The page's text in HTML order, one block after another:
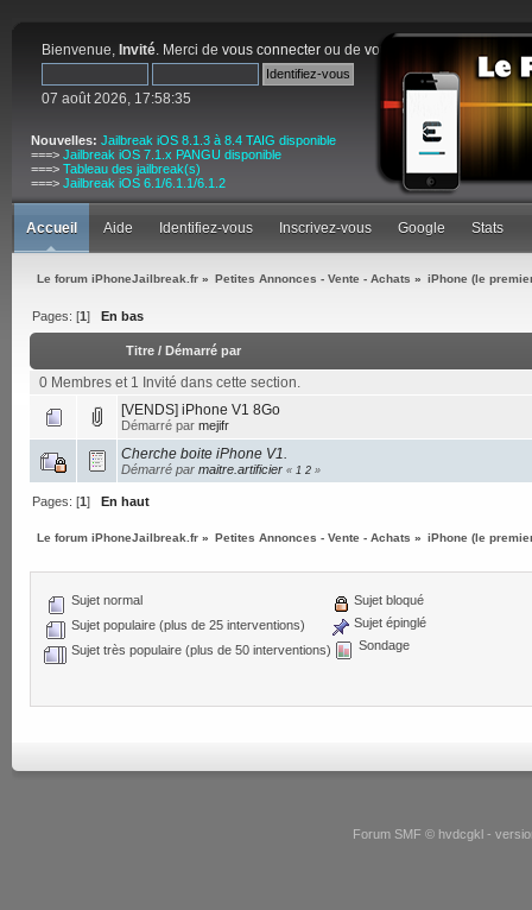
Bienvenue, Invité. Merci de vous connecter ou de vous inscrire
07 août 2026, 17:58:35
Nouvelles: Jailbreak iOS 8.1.3 à 8.4 TAIG disponible
===> Jailbreak iOS 7.1.x PANGU disponible
===> Tableau des jailbreak(s)
===> Jailbreak iOS 6.1/6.1.1/6.1.2
Accueil Aide Identifiez-vous Inscrivez-vous Google Stats
Le forum iPhoneJailbreak.fr » Petites Annonces - Vente - Achats » iPhone (le
Pages: [1] En bas
Titre/ Démarré par
0 Membres et 1 Invité dans cette section.
[VENDS] iPhone V1 8Go
Démarré par mejifr
Cherche boite iPhone V1.
Démarré par maitre.artificier « 1 2 »
Pages: [1]En haut
Le forum iPhoneJailbreak.fr » Petites Annonces - Vente - Achats » iPhone (le
Sujet normal
Sujet populaire (plus de 25 interventions)
Sujet très populaire (plus de 50 interventions)
Sujet bloqué
Sujet épinglé
Sondage
Forum SMF © hvdcgkl -